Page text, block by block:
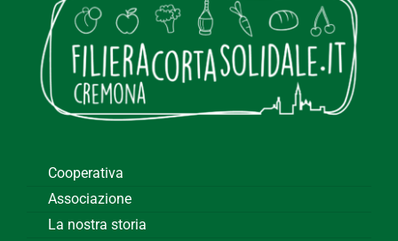
Cooperativa
Associazione
La nostra storia